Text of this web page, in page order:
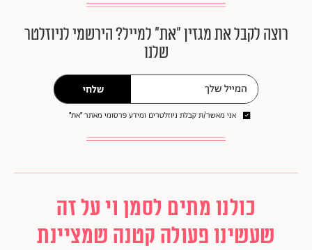
רוצה לקבל את מגזין ״את״ למייל? הירשמי לניוזלטר
שלנו
שלחי
אני מאשר/ת קבלת ניוזלטרים ומידע פרסומי מאתר ״את״
כולנו מתים לסמן וי על זה
שעשינו פעולה קטנה שמציינת